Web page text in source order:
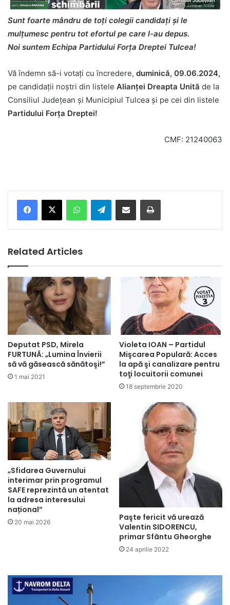
Sunt foarte mândru de toți colegii candidați și le
mulțumesc pentru tot efortul pe care l-au depus.
Noi suntem Echipa Partidului Forța Dreptei Tulcea!
Vă îndemn să-i votați cu încredere, duminică, 09.06.2024,
pe candidații noștri din listele Alianței Dreapta Unită de la
Consiliul Județean și Municipiul Tulcea și pe cei din listele
Partidului Forța Dreptei!
CMF: 21240063
Telegram
Related Articles
Deputat PSD, Mirela
FURTUNĂ: „Lumina Învierii
să vă găsească sănătoşi!”
1 mai 2021
Violeta IOAN – Partidul
Mişcarea Populară: Acces
la apă şi canalizare pentru
toţi locuitorii comunei
18 septembrie 2020
„Sfidarea Guvernului
interimar prin programul
SAFE reprezintă un atentat
la adresa interesului
național”
20 mai 2026
Paşte fericit vă urează
Valentin SIDORENCU,
primar Sfântu Gheorghe
24 aprilie 2022